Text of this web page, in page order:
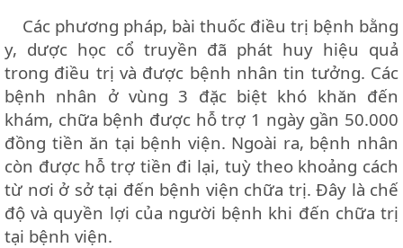
Các phương pháp, bài thuốc điều trị bệnh bằng
y, dược học cổ truyền đã phát huy hiệu quả
trong điều trị và được bệnh nhân tin tưởng. Các
bệnh nhân ở vùng 3 đặc biệt khó khăn đến
khám, chữa bệnh được hỗ trợ 1 ngày gần 50.000
đồng tiền ăn tại bệnh viện. Ngoài ra, bệnh nhân
còn được hỗ trợ tiền đi lại, tuỳ theo khoảng cách
từ nơi ở sở tại đến bệnh viện chữa trị. Đây là chế
độ và quyền lợi của người bệnh khi đến chữa trị
tại bệnh viện.